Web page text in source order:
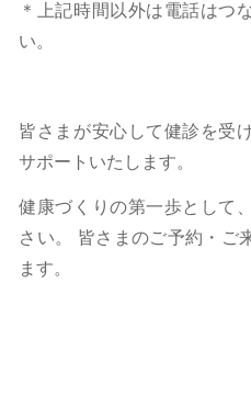
＊上記時間以外は電話はつ
い。
皆さまが安心して健診を受
サポートいたします。
健康づくりの第一歩として
さい。 皆さまのご予約・ご
ます。